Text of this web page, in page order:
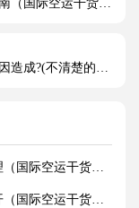
运干货知识分享）
运干货知识分享）